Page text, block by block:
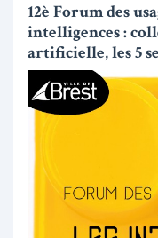
12è Forum des
intelligences :
artificielle, les 5